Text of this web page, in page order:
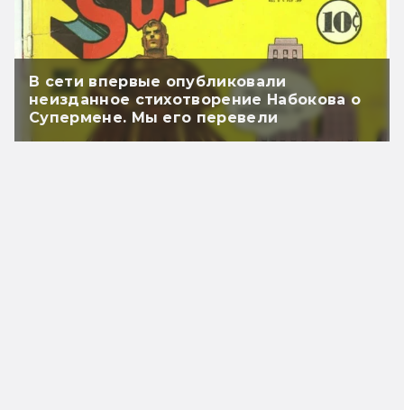
В сети впервые опубликовали
неизданное стихотворение Набокова о
Супермене. Мы его перевели